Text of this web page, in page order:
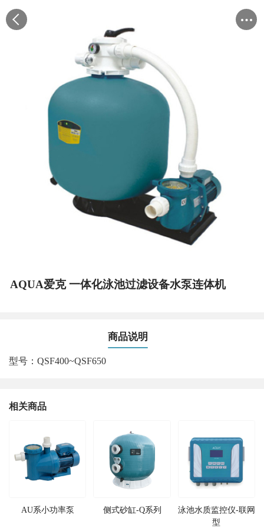
AQUA爱克 一体化泳池过滤设备水泵连体机
商品说明
型号：QSF400~QSF650
相关商品
AU系小功率泵 侧式砂缸-Q系列
泳池水质监控仪-联网
型